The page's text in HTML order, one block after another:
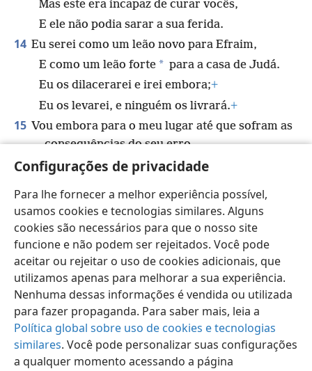
Configurações de privacidade
Para lhe fornecer a melhor experiência possível,
usamos cookies e tecnologias similares. Alguns
cookies são necessários para que o nosso site
funcione e não podem ser rejeitados. Você pode
aceitar ou rejeitar o uso de cookies adicionais, que
utilizamos apenas para melhorar a sua experiência.
Nenhuma dessas informações é vendida ou utilizada
para fazer propaganda. Para saber mais, leia a
Política global sobre uso de cookies e tecnologias
similares. Você pode personalizar suas configurações
a qualquer momento acessando a página
Mas este era incapaz de curar vocês,
E ele não podia sarar a sua ferida.
14 Eu serei como um leão novo para Efraim,
E como um leão forte * para a casa de Judá.
Eu os dilacerarei e irei embora;+
Eu os levarei, e ninguém os livrará.+
15 Vou embora para o meu lugar até que sofram as
consequências do seu erro,
E então eles buscarão o meu favor.
Português (Brasil) Compartilhar Preferências
Copyright © 2026 Watch Tower Bible and Tract Society of Pennsylvania
Termos de Uso
Política de Privacidade
Configurações de Privacidade
JW.ORG Login